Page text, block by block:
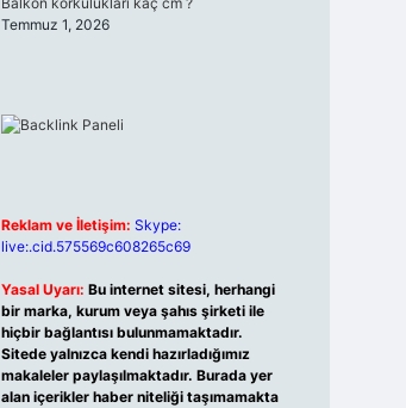
Temmuz 1, 2026
Reklam ve İletişim: Skype:
live:.cid.575569c608265c69
Yasal Uyarı: Bu internet sitesi, herhangi
bir marka, kurum veya şahıs şirketi ile
hiçbir bağlantısı bulunmamaktadır.
Sitede yalnızca kendi hazırladığımız
makaleler paylaşılmaktadır. Burada yer
alan içerikler haber niteliği taşımamakta